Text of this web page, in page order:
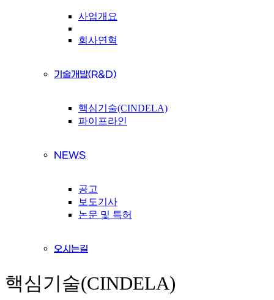
사업개요
회사연혁
기술개발(R&D)
핵심기술(CINDELA)
파이프라인
NEWS
공고
보도기사
논문 및 특허
오시는길
핵심기술(CINDELA)